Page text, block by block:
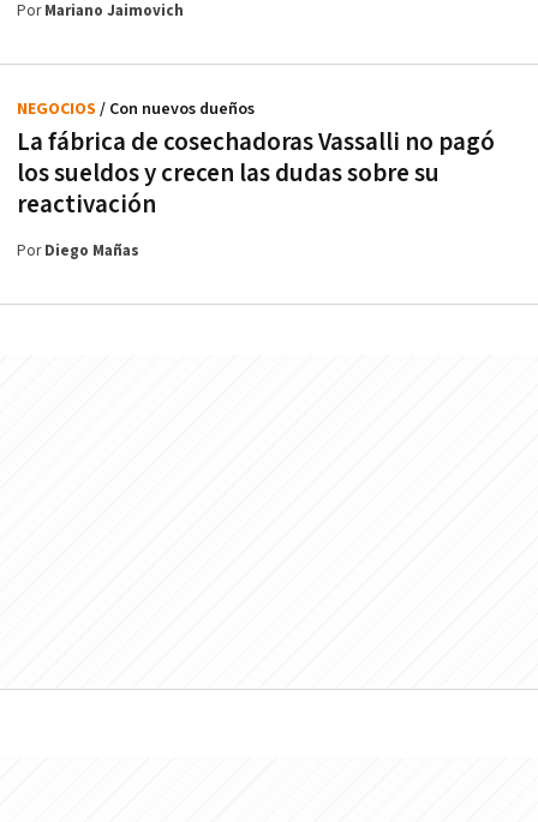
PorMariano Jaimovich
La fábrica de cosechadoras Vassalli no pagó
los sueldos y crecen las dudas sobre su
reactivación
NEGOCIOS / Con nuevos dueños
PorDiego Mañas